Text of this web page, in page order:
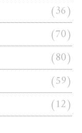
(36)
(70)
(80)
(59)
(12)